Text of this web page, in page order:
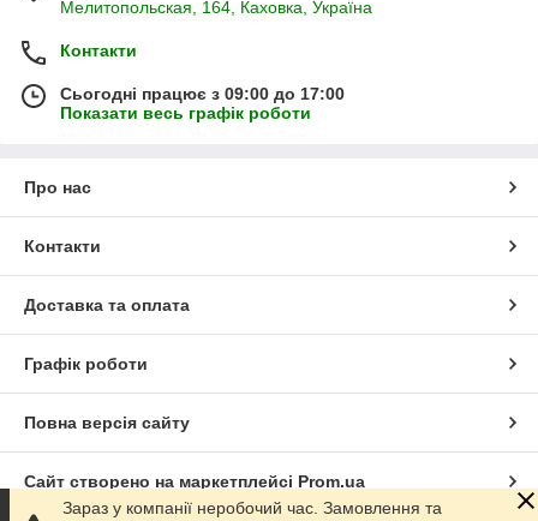
Мелитопольская, 164, Каховка, Україна
Контакти
Сьогодні працює з 09:00 до 17:00
Показати весь графік роботи
Про нас
Контакти
Доставка та оплата
Графік роботи
Повна версія сайту
Сайт створено на маркетплейсі Prom.ua
Зараз у компанії неробочий час. Замовлення та